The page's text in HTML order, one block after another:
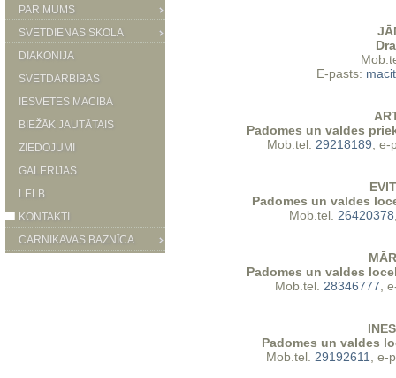
PAR MUMS
SVĒTDIENAS SKOLA
DIAKONIJA
SVĒTDARBĪBAS
IESVĒTES MĀCĪBA
BIEŽĀK JAUTĀTAIS
ZIEDOJUMI
GALERIJAS
LELB
KONTAKTI
CARNIKAVAS BAZNĪCA
E-pasts:
Padomes un valdes
‍Mob.tel. 29218189 ,
Padomes un valdes
Mob.tel. 26420378
Padomes un valdes
Mob.tel. 28346777 ,
Padomes un valdes
Mob.tel. 29192611 ,